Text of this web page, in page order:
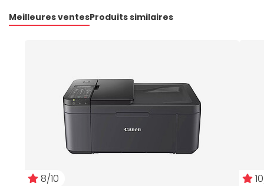
Meilleures ventesProduits similaires
8/10